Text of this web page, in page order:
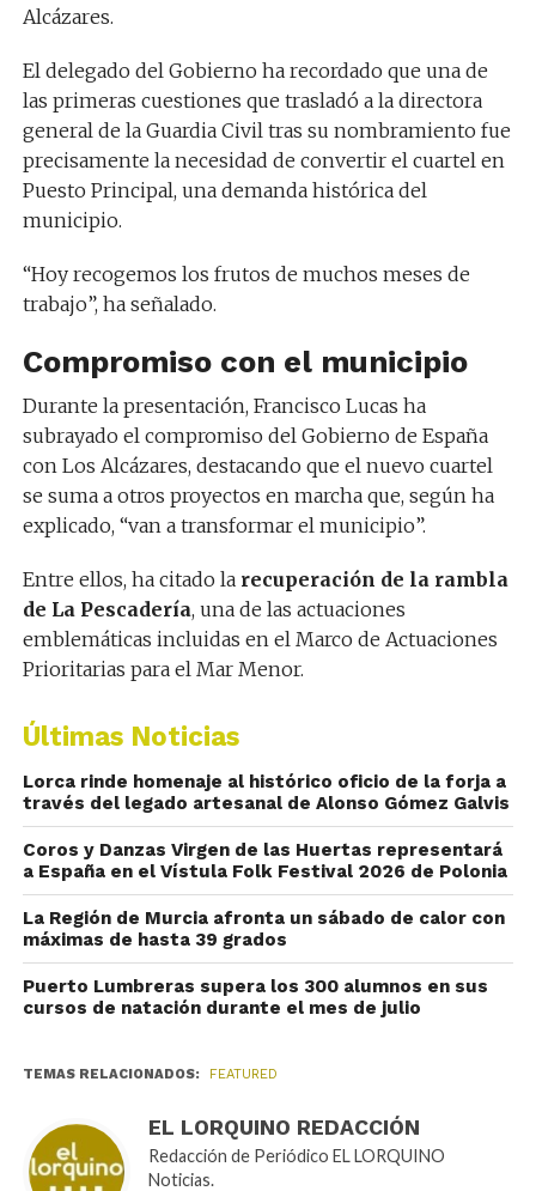
Alcázares.
El delegado del Gobierno ha recordado que una de
las primeras cuestiones que trasladó a la directora
general de la Guardia Civil tras su nombramiento fue
precisamente la necesidad de convertir el cuartel en
Puesto Principal, una demanda histórica del
municipio.
“Hoy recogemos los frutos de muchos meses de
trabajo”, ha señalado.
Compromiso con el municipio
Durante la presentación, Francisco Lucas ha
subrayado el compromiso del Gobierno de España
con Los Alcázares, destacando que el nuevo cuartel
se suma a otros proyectos en marcha que, según ha
explicado, “van a transformar el municipio”.
Entre ellos, ha citado la recuperación de la rambla
de La Pescadería, una de las actuaciones
emblemáticas incluidas en el Marco de Actuaciones
Prioritarias para el Mar Menor.
Últimas Noticias
Lorca rinde homenaje al histórico oficio de la forja a
través del legado artesanal de Alonso Gómez Galvis
Coros y Danzas Virgen de las Huertas representará
a España en el Vístula Folk Festival 2026 de Polonia
La Región de Murcia afronta un sábado de calor con
máximas de hasta 39 grados
Puerto Lumbreras supera los 300 alumnos en sus
cursos de natación durante el mes de julio
TEMAS RELACIONADOS: FEATURED
EL LORQUINO REDACCIÓN
Redacción de Periódico EL LORQUINO
Noticias.